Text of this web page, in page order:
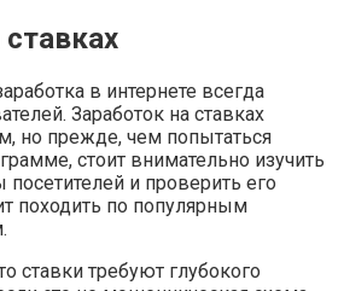
в интернете всегда
Заработок на ставках
но прежде, чем попытаться
стоит внимательно изучить
посетителей и проверить его
походить по популярным
ставки требуют глубокого